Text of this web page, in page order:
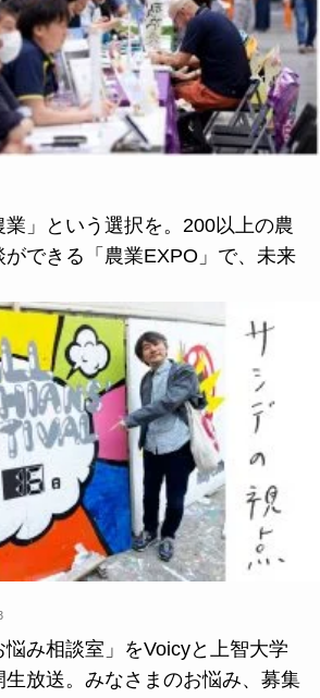
」という選択を。200以上の農
できる「農業EXPO」で、未来
悩み相談室」をVoicyと上智大学
生放送。みなさまのお悩み、募集